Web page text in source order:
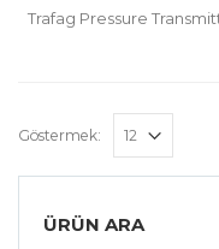
Trafag Pressure
Göstermek:
ÜRÜN ARA